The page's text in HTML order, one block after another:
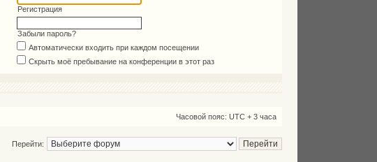
Регистрация
Забыли пароль?
Автоматически входить при каждом посещении
Скрыть моё пребывание на конференции в этот раз
Часовой пояс: UTC + 3 часа
Перейти: